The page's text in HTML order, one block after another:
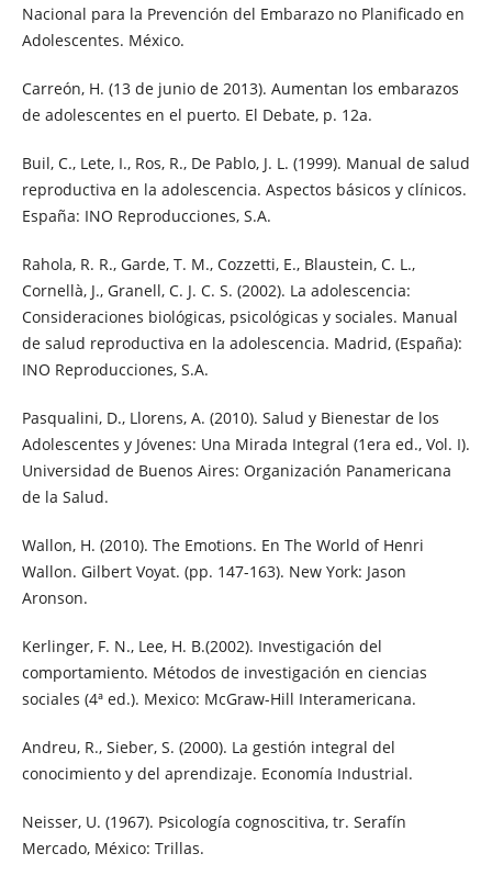
Nacional para la Prevención del Embarazo no Planificado en
Adolescentes. México.
Carreón, H. (13 de junio de 2013). Aumentan los embarazos
de adolescentes en el puerto. El Debate, p. 12a.
Buil, C., Lete, I., Ros, R., De Pablo, J. L. (1999). Manual de salud
reproductiva en la adolescencia. Aspectos básicos y clínicos.
España: INO Reproducciones, S.A.
Rahola, R. R., Garde, T. M., Cozzetti, E., Blaustein, C. L.,
Cornellà, J., Granell, C. J. C. S. (2002). La adolescencia:
Consideraciones biológicas, psicológicas y sociales. Manual
de salud reproductiva en la adolescencia. Madrid, (España):
INO Reproducciones, S.A.
Pasqualini, D., Llorens, A. (2010). Salud y Bienestar de los
Adolescentes y Jóvenes: Una Mirada Integral (1era ed., Vol. I).
Universidad de Buenos Aires: Organización Panamericana
de la Salud.
Wallon, H. (2010). The Emotions. En The World of Henri
Wallon. Gilbert Voyat. (pp. 147-163). New York: Jason
Aronson.
Kerlinger, F. N., Lee, H. B.(2002). Investigación del
comportamiento. Métodos de investigación en ciencias
sociales (4ª ed.). Mexico: McGraw-Hill Interamericana.
Andreu, R., Sieber, S. (2000). La gestión integral del
conocimiento y del aprendizaje. Economía Industrial.
Neisser, U. (1967). Psicología cognoscitiva, tr. Serafín
Mercado, México: Trillas.